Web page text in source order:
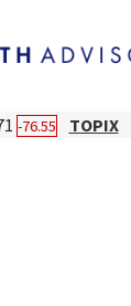
-76.55 TOPIX